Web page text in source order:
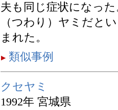
夫も同じ症状になっ
（つわり）ヤミだと
まれた。
類似事例
クセヤミ
1992年 宮城県